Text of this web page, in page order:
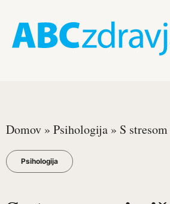
Domov » Psihologija » S
Psihologija